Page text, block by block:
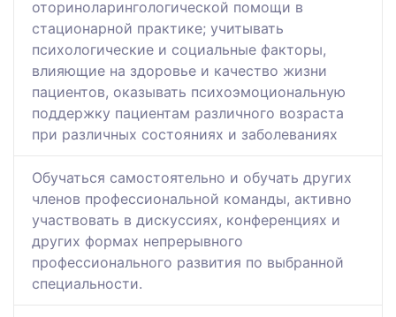
оториноларингологической помощи в
стационарной практике; учитывать
психологические и социальные факторы,
влияющие на здоровье и качество жизни
пациентов, оказывать психоэмоциональную
поддержку пациентам различного возраста
при различных состояниях и заболеваниях
Обучаться самостоятельно и обучать других
членов профессиональной команды, активно
участвовать в дискуссиях, конференциях и
других формах непрерывного
профессионального развития по выбранной
специальности.